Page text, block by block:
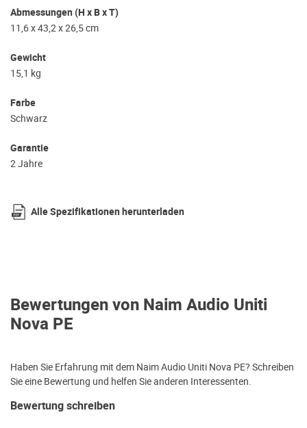
Abmessungen (H x B x T)
11,6 x 43,2 x 26,5 cm
Gewicht
15,1 kg
Farbe
Schwarz
Garantie
2 Jahre
Alle Spezifikationen herunterladen
Bewertungen von Naim Audio Uniti
Nova PE
Haben Sie Erfahrung mit dem Naim Audio Uniti Nova PE? Schreiben
Sie eine Bewertung und helfen Sie anderen Interessenten.
Bewertung schreiben